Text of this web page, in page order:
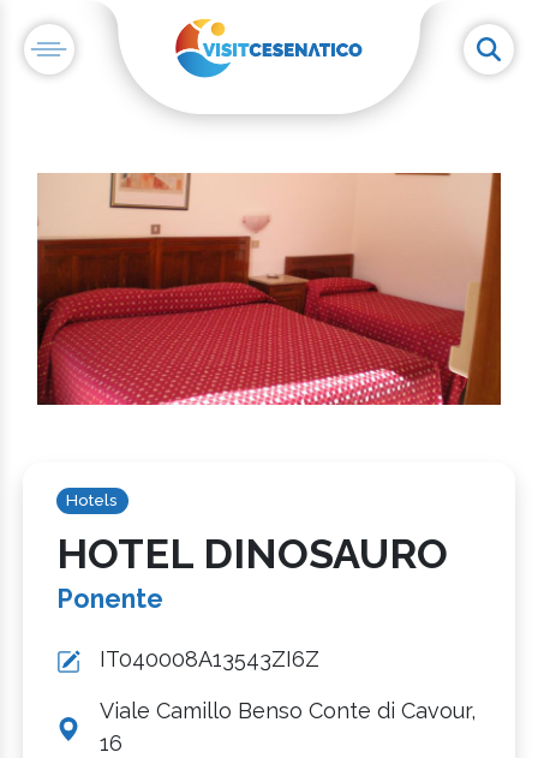
Hotels
HOTEL DINOSAURO
Ponente
IT040008A13543ZI6Z
Viale Camillo Benso Conte di Cavour,
16